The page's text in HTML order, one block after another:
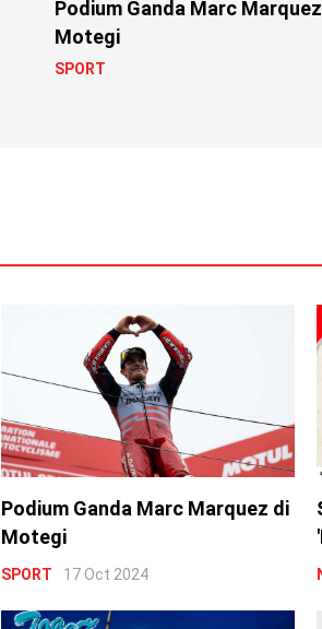
Podium Ganda Marc
Motegi
SPORT
Podium Ganda Marc Marquez di
Motegi
SPORT 17 Oct 2024